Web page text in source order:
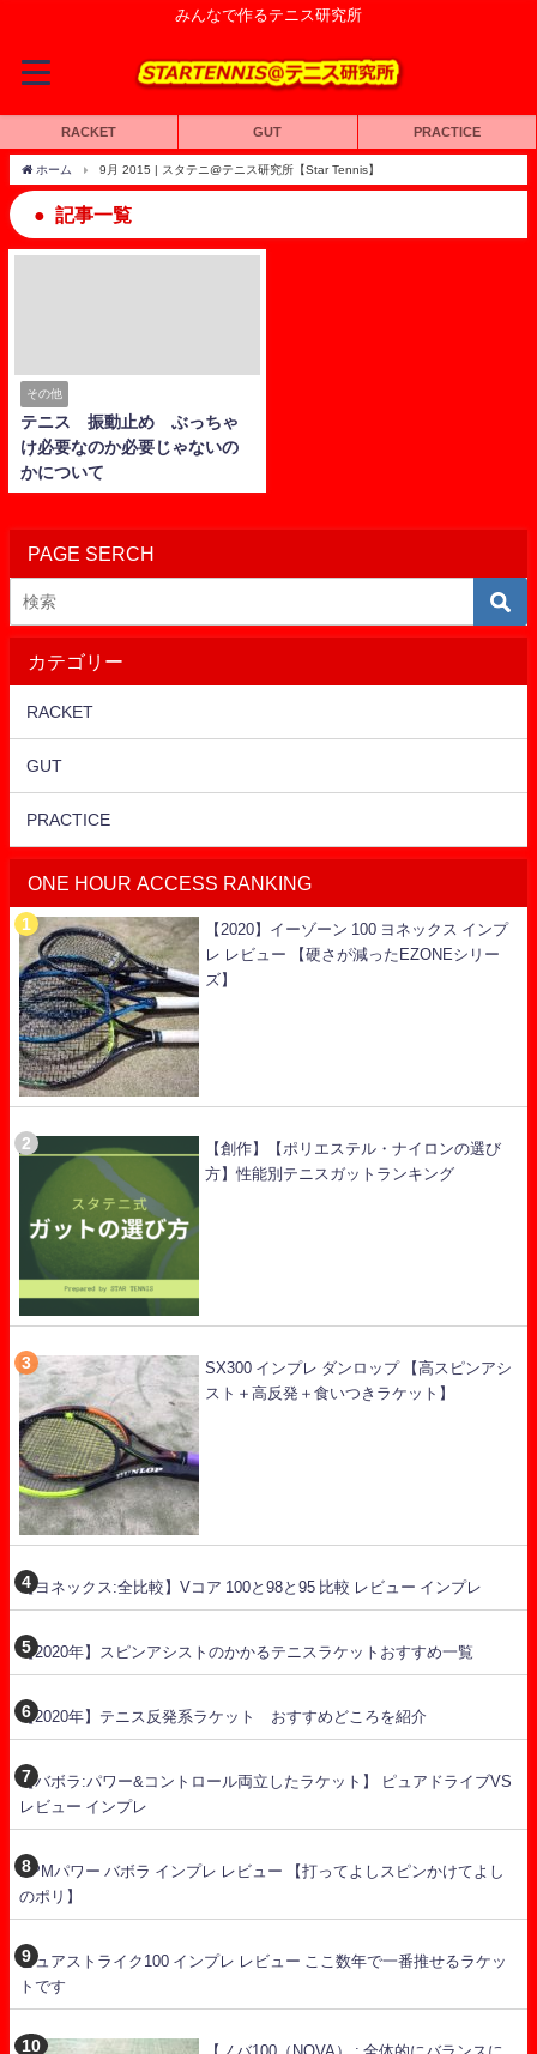
みんなで作るテニス研究所
RACKET GUT PRACTICE
ホーム 9月 2015 | スタテニ@テニス研究所【Star Tennis】
記事一覧
その他
テニス 振動止め ぶっちゃ
け必要なのか必要じゃないの
かについて
PAGE SERCH
カテゴリー
RACKET
GUT
PRACTICE
ONE HOUR ACCESS RANKING
【2020】イーゾーン 100 ヨネックス インプ
レ レビュー 【硬さが減ったEZONEシリー
ズ】
【創作】【ポリエステル・ナイロンの選び
方】性能別テニスガットランキング
SX300 インプレ ダンロップ 【高スピンアシ
スト＋高反発＋食いつきラケット】
【ヨネックス:全比較】Vコア 100と98と95 比較 レビュー インプレ
【2020年】スピンアシストのかかるテニスラケットおすすめ一覧
【2020年】テニス反発系ラケット おすすめどころを紹介
【バボラ:パワー&コントロール両立したラケット】 ピュアドライブVS
レビュー インプレ
RPMパワー バボラ インプレ レビュー 【打ってよしスピンかけてよし
のポリ】
ピュアストライク100 インプレ レビュー ここ数年で一番推せるラケッ
トです